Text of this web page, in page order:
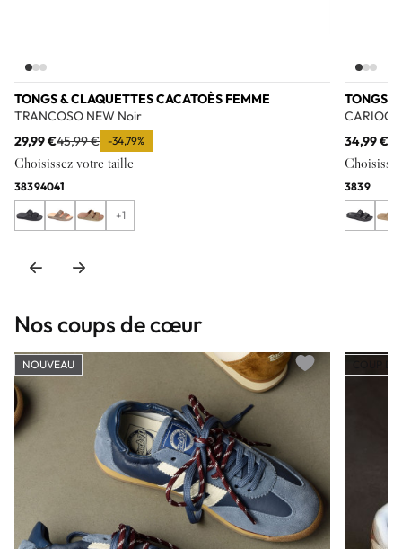
TONGS & CLAQUETTES CACATOÈS FEMME
TRANCOSO NEW Noir
29,99 €45,99 € -34,79%
Choisissez votre taille
38394041
+1
TONGS
34,99 €
3839
Nos coups de cœur
NOUVEAU
Add to wishlist